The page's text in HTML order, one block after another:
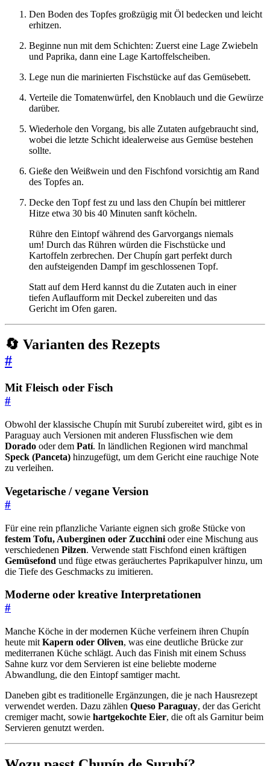
Den Boden des Topfes großzügig mit Öl bedecken und leicht
erhitzen.
Beginne nun mit dem Schichten: Zuerst eine Lage Zwiebeln
und Paprika, dann eine Lage Kartoffelscheiben.
Lege nun die marinierten Fischstücke auf das Gemüsebett.
Verteile die Tomatenwürfel, den Knoblauch und die Gewürze
darüber.
Wiederhole den Vorgang, bis alle Zutaten aufgebraucht sind,
wobei die letzte Schicht idealerweise aus Gemüse bestehen
sollte.
Gieße den Weißwein und den Fischfond vorsichtig am Rand
des Topfes an.
Decke den Topf fest zu und lass den Chupín bei mittlerer
Hitze etwa 30 bis 40 Minuten sanft köcheln.
Rühre den Eintopf während des Garvorgangs niemals
um! Durch das Rühren würden die Fischstücke und
Kartoffeln zerbrechen. Der Chupín gart perfekt durch
den aufsteigenden Dampf im geschlossenen Topf.
Statt auf dem Herd kannst du die Zutaten auch in einer
tiefen Auflaufform mit Deckel zubereiten und das
Gericht im Ofen garen.
🔄 Varianten des Rezepts
#
Mit Fleisch oder Fisch
#
Obwohl der klassische Chupín mit Surubí zubereitet wird, gibt es in
Paraguay auch Versionen mit anderen Flussfischen wie dem
Dorado oder dem Patí. In ländlichen Regionen wird manchmal
Speck (Panceta) hinzugefügt, um dem Gericht eine rauchige Note
zu verleihen.
Vegetarische / vegane Version
#
Für eine rein pflanzliche Variante eignen sich große Stücke von
festem Tofu, Auberginen oder Zucchini oder eine Mischung aus
verschiedenen Pilzen. Verwende statt Fischfond einen kräftigen
Gemüsefond und füge etwas geräuchertes Paprikapulver hinzu, um
die Tiefe des Geschmacks zu imitieren.
Moderne oder kreative Interpretationen
#
Manche Köche in der modernen Küche verfeinern ihren Chupín
heute mit Kapern oder Oliven, was eine deutliche Brücke zur
mediterranen Küche schlägt. Auch das Finish mit einem Schuss
Sahne kurz vor dem Servieren ist eine beliebte moderne
Abwandlung, die den Eintopf samtiger macht.
Daneben gibt es traditionelle Ergänzungen, die je nach Hausrezept
verwendet werden. Dazu zählen Queso Paraguay, der das Gericht
cremiger macht, sowie hartgekochte Eier, die oft als Garnitur beim
Servieren genutzt werden.